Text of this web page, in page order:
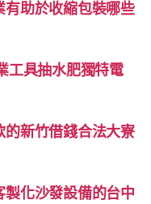
助於收縮包裝哪些
工具抽水肥獨特電
新竹借錢合法大寮
化沙發設備的台中